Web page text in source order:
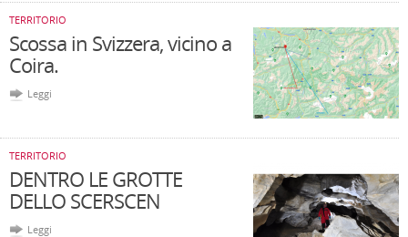
TERRITORIO
Scossa in Svizzera, vicino a
Coira.
Leggi
TERRITORIO
DENTRO LE GROTTE
DELLO SCERSCEN
Leggi